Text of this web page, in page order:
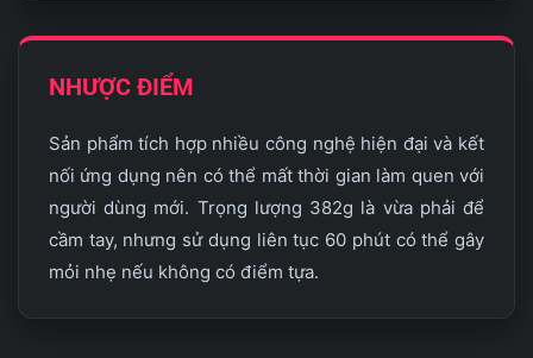
NHƯỢC ĐIỂM
Sản phẩm tích hợp nhiều công nghệ hiện đại và kết
nối ứng dụng nên có thể mất thời gian làm quen với
người dùng mới. Trọng lượng 382g là vừa phải để
cầm tay, nhưng sử dụng liên tục 60 phút có thể gây
mỏi nhẹ nếu không có điểm tựa.